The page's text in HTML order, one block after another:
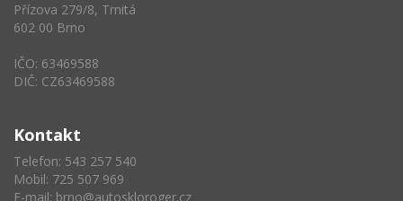
Přízova 279/8, Trnitá
602 00 Brno
IČO: 63469588
DIČ: CZ63469588
Kontakt
Telefon: 543 257 540
Mobil: 725 507 969
E-mail: brno@autoskloroger.cz